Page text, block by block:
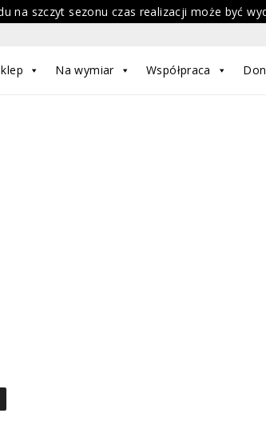
na szczyt sezonu czas realizacji może być
Na wymiar Współpraca